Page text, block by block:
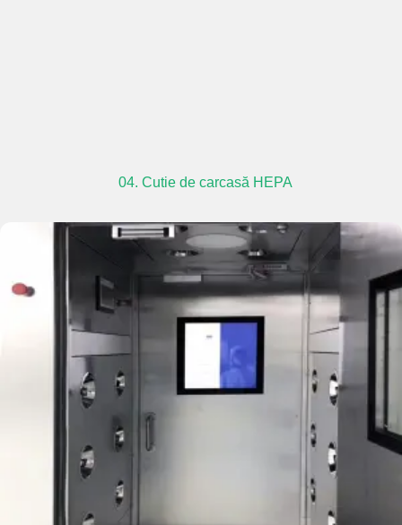
04. Cutie de carcasă HEPA